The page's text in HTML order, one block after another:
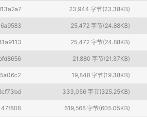
23,944 字节(23.38KB)
25,472 字节(24.88KB)
25,472 字节(24.88KB)
21,880 字节(21.37KB)
19,848 字节(19.38KB)
333,056 字节(325.25KB)
619,568 字节(605.05KB)